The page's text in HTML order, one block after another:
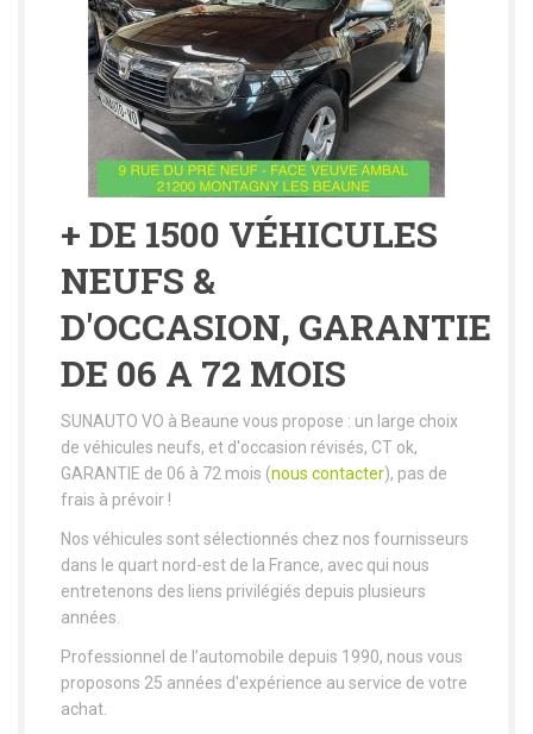
+ DE 1500 VÉHICULES
NEUFS &
D'OCCASION, GARANTIE
DE 06 A 72 MOIS
SUNAUTO VO à Beaune vous propose : un large choix
de véhicules neufs, et d'occasion révisés, CT ok,
GARANTIE de 06 à 72 mois (nous contacter), pas de
frais à prévoir !
Nos véhicules sont sélectionnés chez nos fournisseurs
dans le quart nord-est de la France, avec qui nous
entretenons des liens privilégiés depuis plusieurs
années.
Professionnel de l’automobile depuis 1990, nous vous
proposons 25 années d'expérience au service de votre
achat.